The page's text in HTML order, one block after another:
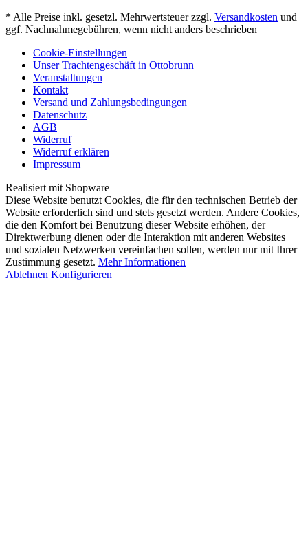
* Alle Preise inkl. gesetzl. Mehrwertsteuer zzgl. Versandkosten und
ggf. Nachnahmegebühren, wenn nicht anders beschrieben
Cookie-Einstellungen
Unser Trachtengeschäft in Ottobrunn
Veranstaltungen
Kontakt
Versand und Zahlungsbedingungen
Datenschutz
AGB
Widerruf
Widerruf erklären
Impressum
Realisiert mit Shopware
Diese Website benutzt Cookies, die für den technischen Betrieb der
Website erforderlich sind und stets gesetzt werden. Andere Cookies,
die den Komfort bei Benutzung dieser Website erhöhen, der
Direktwerbung dienen oder die Interaktion mit anderen Websites
und sozialen Netzwerken vereinfachen sollen, werden nur mit Ihrer
Zustimmung gesetzt. Mehr Informationen
Ablehnen Konfigurieren